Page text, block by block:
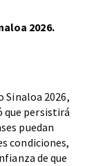
2026.
Sinaloa 2026,
que persistirá
puedan
condiciones,
de que